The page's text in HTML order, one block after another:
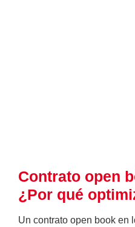
Contrato open
¿Por qué
Un contrato open book en